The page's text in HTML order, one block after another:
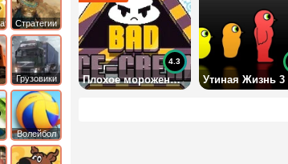
Плохое мороженое 2 на двоих
4.3
Утиная Жизнь 3
Стратегии
Грузовики
Волейбол